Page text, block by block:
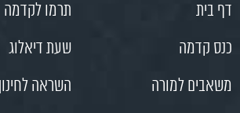
דף בית
תרמו לקדמה
כנס קדמה
שעת דיאלוג
משאבים למורה
השראה